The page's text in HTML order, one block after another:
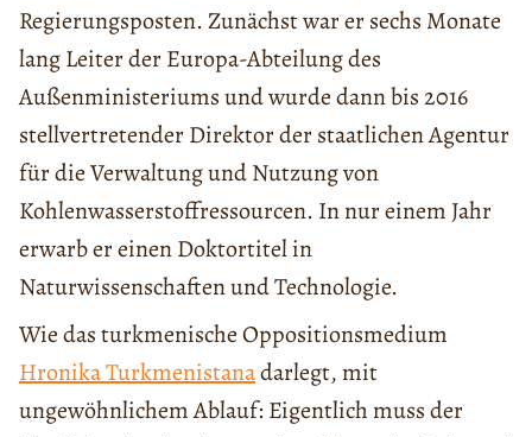
Regierungsposten. Zunächst war er sechs Monate
lang Leiter der Europa-Abteilung des
Außenministeriums und wurde dann bis 2016
stellvertretender Direktor der staatlichen Agentur
für die Verwaltung und Nutzung von
Kohlenwasserstoffressourcen. In nur einem Jahr
erwarb er einen Doktortitel in
Naturwissenschaften und Technologie.
Wie das turkmenische Oppositionsmedium
Hronika Turkmenistanadarlegt, mit
ungewöhnlichem Ablauf: Eigentlich muss der